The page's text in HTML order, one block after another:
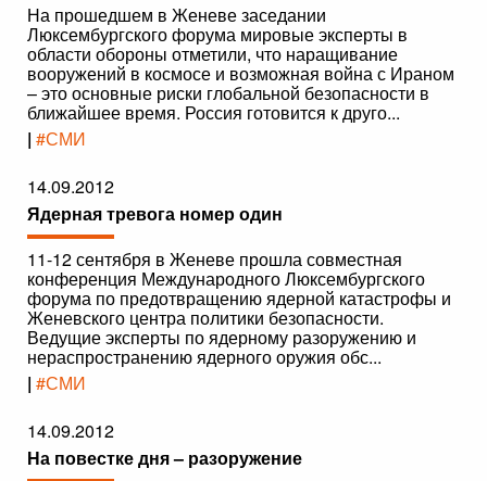
На прошедшем в Женеве заседании
Люксембургского форума мировые эксперты в
области обороны отметили, что наращивание
вооружений в космосе и возможная война с Ираном
– это основные риски глобальной безопасности в
ближайшее время. Россия готовится к друго...
| #СМИ
14.09.2012
Ядерная тревога номер один
11-12 сентября в Женеве прошла совместная
конференция Международного Люксембургского
форума по предотвращению ядерной катастрофы и
Женевского центра политики безопасности.
Ведущие эксперты по ядерному разоружению и
нераспространению ядерного оружия обс...
| #СМИ
14.09.2012
На повестке дня – разоружение